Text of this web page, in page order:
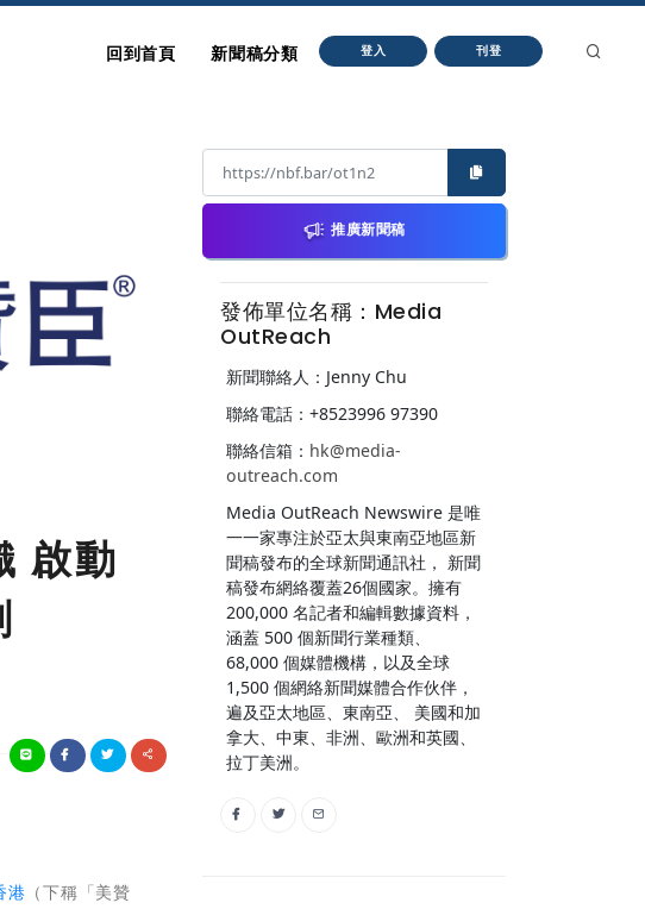
回到首頁 新聞稿分類 登入 刊登
啟動
港 （下稱「美贊
推廣新聞稿
發佈單位名稱：Media
OutReach
新聞聯絡人：Jenny Chu
聯絡電話：+8523996 97390
聯絡信箱： hk@media-
outreach.com
Media OutReach Newswire 是唯
一一家專注於亞太與東南亞地區新
聞稿發布的全球新聞通訊社， 新聞
稿發布網絡覆蓋26個國家。擁有
200,000 名記者和編輯數據資料，
涵蓋 500 個新聞行業種類、
68,000 個媒體機構，以及全球
1,500 個網絡新聞媒體合作伙伴，
遍及亞太地區、東南亞、 美國和加
拿大、中東、非洲、歐洲和英國、
拉丁美洲。